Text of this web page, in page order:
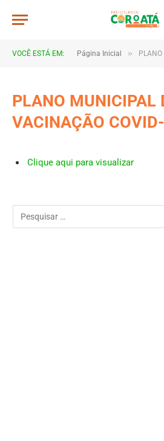
VOCÊ ESTÁ EM: Página Inicial » PLANO
PLANO MUNICIPAL
VACINAÇÃO
Clique aqui para visualizar